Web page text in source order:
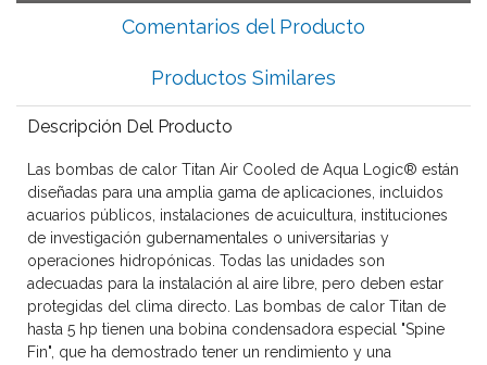
Comentarios del Producto
Productos Similares
Descripción Del Producto
Las bombas de calor Titan Air Cooled de Aqua Logic® están
diseñadas para una amplia gama de aplicaciones, incluidos
acuarios públicos, instalaciones de acuicultura, instituciones
de investigación gubernamentales o universitarias y
operaciones hidropónicas. Todas las unidades son
adecuadas para la instalación al aire libre, pero deben estar
protegidas del clima directo. Las bombas de calor Titan de
hasta 5 hp tienen una bobina condensadora especial "Spine
Fin", que ha demostrado tener un rendimiento y una